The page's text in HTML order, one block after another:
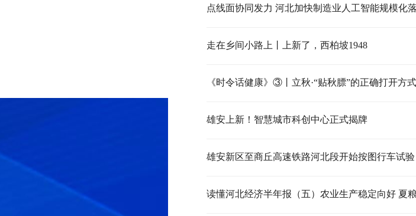
点线面协同发力 河北加快制造业人工智能规模化
走在乡间小路上丨上新了，西柏坡1948
《时令话健康》③丨立秋·“贴秋膘”的正确打开方式
雄安上新！智慧城市科创中心正式揭牌
雄安新区至商丘高速铁路河北段开始按图行车试验